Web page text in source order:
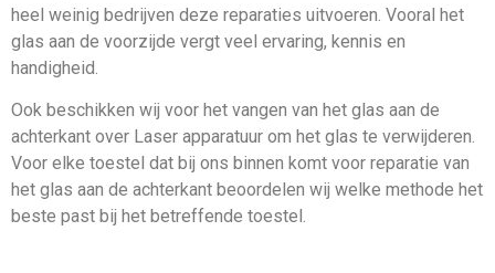
heel weinig bedrijven deze reparaties uitvoeren. Vooral het
glas aan de voorzijde vergt veel ervaring, kennis en
handigheid.
Ook beschikken wij voor het vangen van het glas aan de
achterkant over Laser apparatuur om het glas te verwijderen.
Voor elke toestel dat bij ons binnen komt voor reparatie van
het glas aan de achterkant beoordelen wij welke methode het
beste past bij het betreffende toestel.